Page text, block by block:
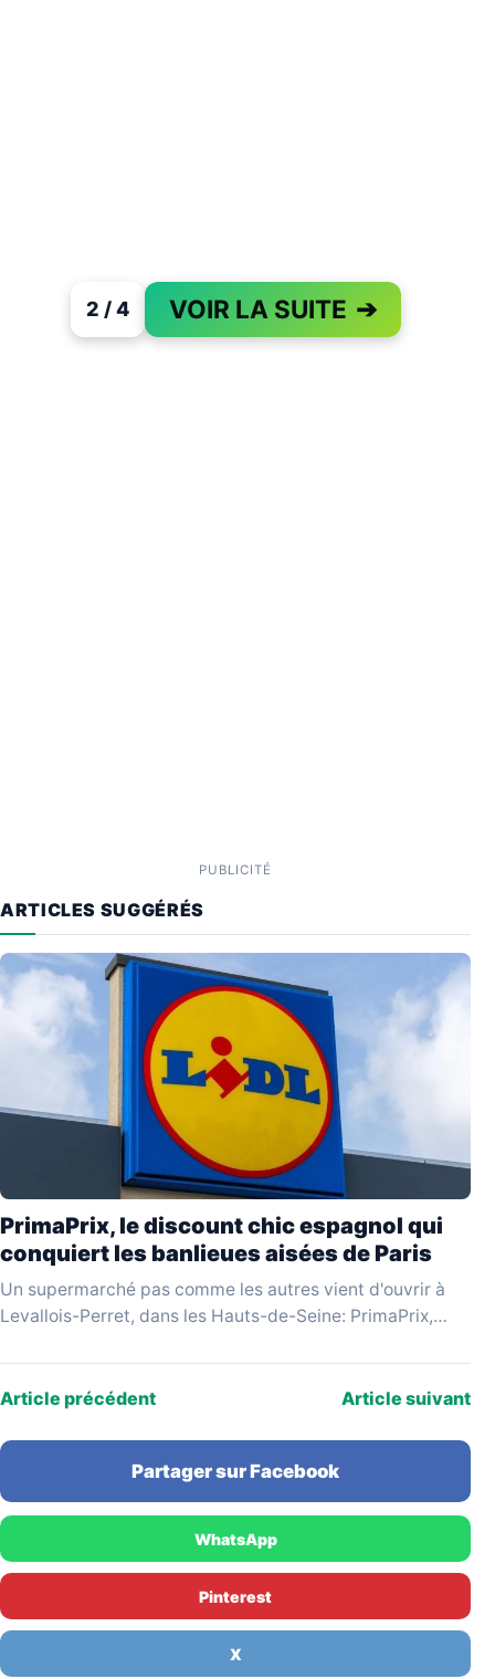
2 / 4 VOIR LA SUITE ➔
PAGE 2 OF 4
PUBLICITÉ
ARTICLES SUGGÉRÉS
PrimaPrix, le discount chic espagnol qui
conquiert les banlieues aisées de Paris
Un supermarché pas comme les autres vient d'ouvrir à
Levallois-Perret, dans les Hauts-de-Seine: PrimaPrix,
chic», attire une…
Article précédent Article suivant
Partager sur Facebook
WhatsApp
Pinterest
X